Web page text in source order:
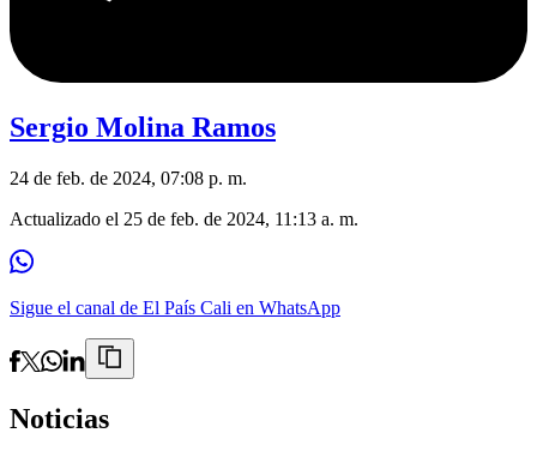
Sergio Molina Ramos
24 de feb. de 2024, 07:08 p. m.
Actualizado el 25 de feb. de 2024, 11:13 a. m.
Sigue el canal de El País Cali en WhatsApp
Noticias